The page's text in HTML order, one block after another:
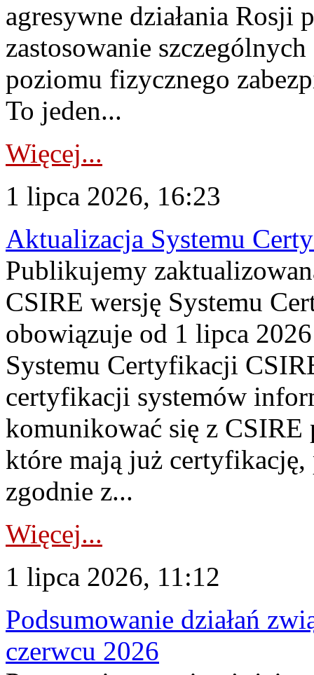
agresywne działania Rosji
zastosowanie
poziomu fizycznego
To jeden...
Więcej...
1 lipca 2026, 16:23
Aktualizacja Systemu
Publikujemy
CSIRE wersję Systemu
obowiązuje od 1 lipca
Systemu Certyfikacji
certyfikacji systemów
komunikować się z
które mają już
zgodnie z...
Więcej...
1 lipca 2026, 11:12
Podsumowanie działań
czerwcu 2026